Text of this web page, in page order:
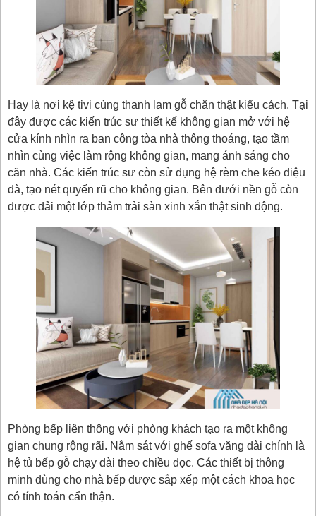
Hay là nơi kệ tivi cùng thanh lam gỗ chăn thật kiểu cách. Tại
đây được các kiến trúc sư thiết kế không gian mở với hệ
cửa kính nhìn ra ban công tòa nhà thông thoáng, tạo tầm
nhìn cùng việc làm rộng không gian, mang ánh sáng cho
căn nhà. Các kiến trúc sư còn sử dụng hệ rèm che kéo điệu
đà, tạo nét quyến rũ cho không gian. Bên dưới nền gỗ còn
được dải một lớp thảm trải sàn xinh xắn thật sinh động.
Phòng bếp liên thông với phòng khách tạo ra một không
gian chung rộng rãi. Nằm sát với ghế sofa văng dài chính là
hệ tủ bếp gỗ chạy dài theo chiều dọc. Các thiết bị thông
minh dùng cho nhà bếp được sắp xếp một cách khoa học
có tính toán cẩn thận.